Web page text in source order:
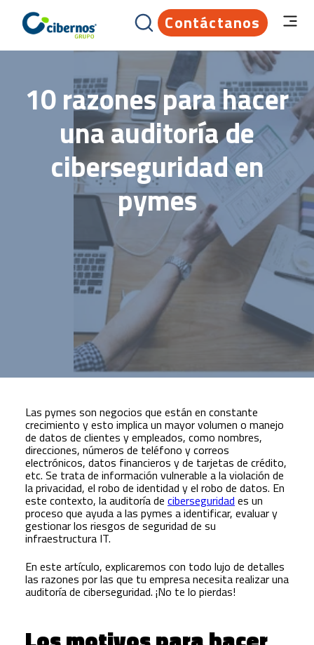
Contáctanos
10 razones para hacer
una auditoría de
ciberseguridad en
pymes
Las pymes son negocios que están en constante
crecimiento y esto implica un mayor volumen o manejo
de datos de clientes y empleados, como nombres,
direcciones, números de teléfono y correos
electrónicos, datos financieros y de tarjetas de crédito,
etc. Se trata de información vulnerable a la violación de
la privacidad, el robo de identidad y el robo de datos. En
este contexto, la auditoría de ciberseguridad es un
proceso que ayuda a las pymes a identificar, evaluar y
gestionar los riesgos de seguridad de su
infraestructura IT.
En este artículo, explicaremos con todo lujo de detalles
las razones por las que tu empresa necesita realizar una
auditoría de ciberseguridad. ¡No te lo pierdas!